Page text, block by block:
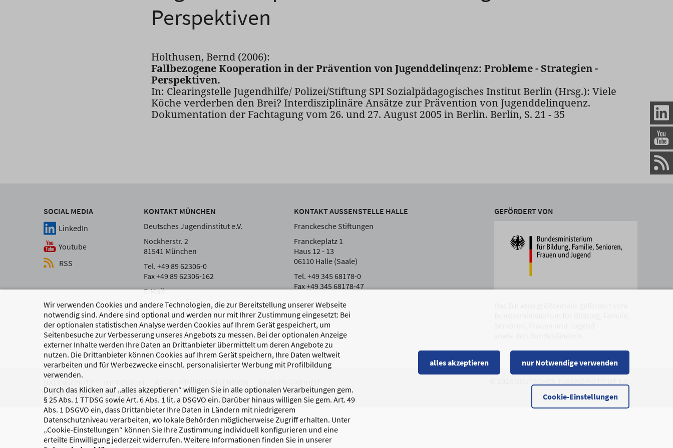
Wir verwenden Cookies und andere Technologien, die zur Bereitstellung unserer Webseite
notwendig sind. Andere sind optional und werden nur mit Ihrer Zustimmung eingesetzt: Bei
der optionalen statistischen Analyse werden Cookies auf Ihrem Gerät gespeichert, um
Seitenbesuche zur Verbesserung unseres Angebots zu messen. Bei der optionalen Anzeige
externer Inhalte werden Ihre Daten an Drittanbieter übermittelt um deren Angebote zu
nutzen. Die Drittanbieter können Cookies auf Ihrem Gerät speichern, Ihre Daten weltweit
verarbeiten und für Werbezwecke einschl. personalisierter Werbung mit Profilbildung
verwenden.
Durch das Klicken auf „alles akzeptieren“ willigen Sie in alle optionalen Verarbeitungen gem.
§ 25 Abs. 1 TTDSG sowie Art. 6 Abs. 1 lit. a DSGVO ein. Darüber hinaus willigen Sie gem. Art. 49
Abs. 1 DSGVO ein, dass Drittanbieter Ihre Daten in Ländern mit niedrigerem
Datenschutzniveau verarbeiten, wo lokale Behörden möglicherweise Zugriff erhalten. Unter
„Cookie-Einstellungen“ können Sie Ihre Zustimmung individuell konfigurieren und eine
erteilte Einwilligung jederzeit widerrufen. Weitere Informationen finden Sie in unserer
Cookie-Einstellungen
alles akzeptieren nur Notwendige verwenden
Perspektiven
Holthusen, Bernd (2006):
Fallbezogene Kooperation in der Prävention von Jugenddelinqenz: Probleme - Strategien -
Perspektiven.
In: Clearingstelle Jugendhilfe/ Polizei/Stiftung SPI Sozialpädagogisches Institut Berlin (Hrsg.): Viele
Köche verderben den Brei? Interdisziplinäre Ansätze zur Prävention von Jugenddelinquenz.
Dokumentation der Fachtagung vom 26. und 27. August 2005 in Berlin. Berlin, S. 21 - 35
SOCIAL MEDIA
LinkedIn
Youtube
RSS
KONTAKT MÜNCHEN
Deutsches Jugendinstitut e.V.
Nockherstr. 2
81541 München
Tel. +49 89 62306-0
Fax +49 89 62306-162
E-Mail
KONTAKT AUSSENSTELLE HALLE
Franckesche Stiftungen
Franckeplatz 1
Haus 12 - 13
06110 Halle (Saale)
Tel. +49 345 68178-0
Fax +49 345 68178-47
GEFÖRDERT VON
COOKIE-EINSTELLUNGEN BEARBEITEN